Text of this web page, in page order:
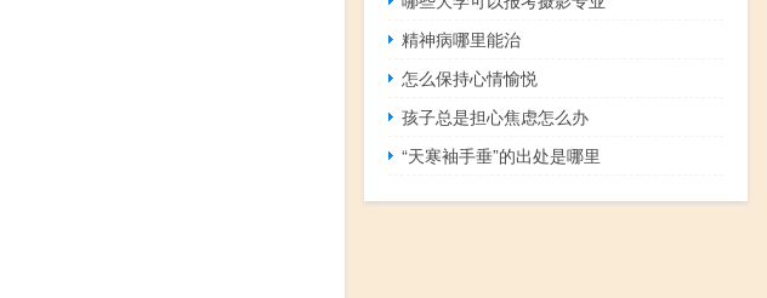
精神病哪里能治
怎么保持心情愉悦
孩子总是担心焦虑怎么办
“天寒袖手垂”的出处是哪里